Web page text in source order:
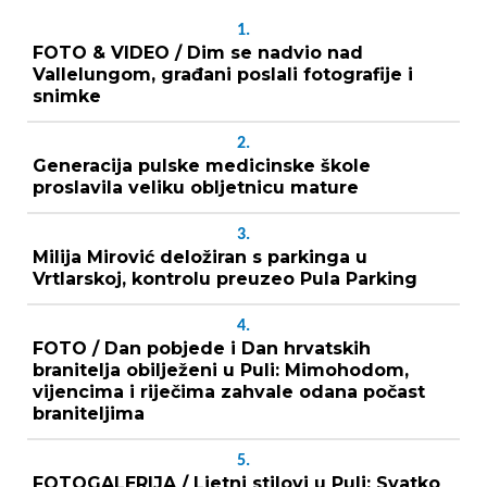
1.
FOTO & VIDEO / Dim se nadvio nad
Vallelungom, građani poslali fotografije i
snimke
2.
Generacija pulske medicinske škole
proslavila veliku obljetnicu mature
3.
Milija Mirović deložiran s parkinga u
Vrtlarskoj, kontrolu preuzeo Pula Parking
4.
FOTO / Dan pobjede i Dan hrvatskih
branitelja obilježeni u Puli: Mimohodom,
vijencima i riječima zahvale odana počast
braniteljima
5.
FOTOGALERIJA / Ljetni stilovi u Puli: Svatko